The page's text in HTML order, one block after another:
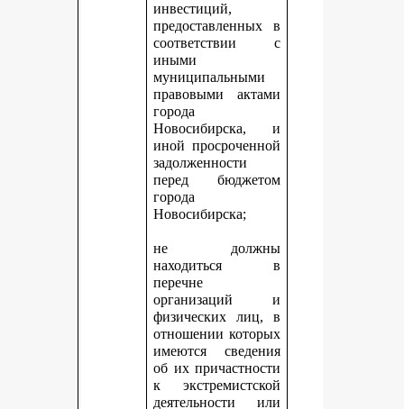
инвестиций,
предоставленных в
соответствии с
иными
муниципальными
правовыми актами
города
Новосибирска, и
иной просроченной
задолженности
перед бюджетом
города
Новосибирска;
не должны
находиться в
перечне
организаций и
физических лиц, в
отношении которых
имеются сведения
об их причастности
к экстремистской
деятельности или